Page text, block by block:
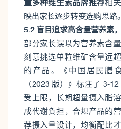
映出家长逐步转变选购思路。
5.2 盲目追求高含量营养素
部分家长误以为营养素含
刻意挑选单粒维矿含量远
的产品。《中国居民膳
（2023 版）》标注了 3-
受上限，长期超量摄入脂
成代谢负担，合规产品的
荐摄入量设计，均衡配比